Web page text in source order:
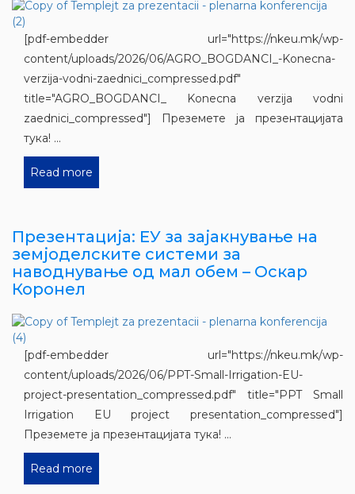
[pdf-embedder url="https://nkeu.mk/wp-
content/uploads/2026/06/AGRO_BOGDANCI_-Konecna-
verzija-vodni-zaednici_compressed.pdf"
title="AGRO_BOGDANCI_ Konecna verzija vodni
zaednici_compressed"] Преземете ја презентацијата
тука! ...
Read more
Презентација: ЕУ за зајакнување на
земјоделските системи за
наводнување од мал обем – Оскар
Коронел
[pdf-embedder url="https://nkeu.mk/wp-
content/uploads/2026/06/PPT-Small-Irrigation-EU-
project-presentation_compressed.pdf" title="PPT Small
Irrigation EU project presentation_compressed"]
Преземете ја презентацијата тука! ...
Read more